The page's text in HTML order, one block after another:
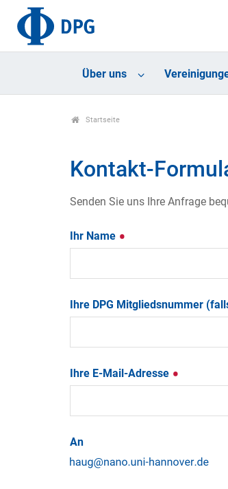
Über uns
Startseite
Kontakt-
Senden Sie uns Ihre Anfrage
Ihr Name
Ihre DPG Mitgliedsnummer
Ihre E-Mail-Adresse
An